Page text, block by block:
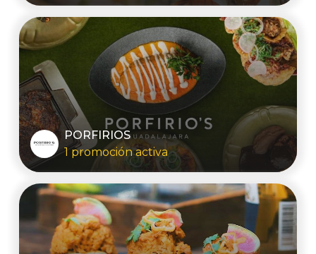
PORFIRIOS
1 promoción activa